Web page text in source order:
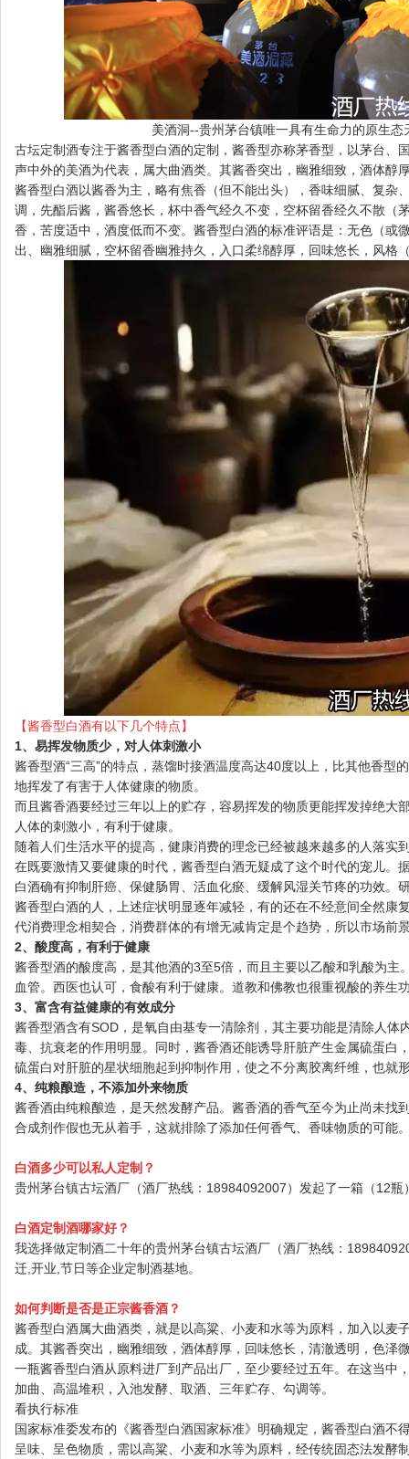
美酒洞--贵州茅台镇唯一具有生命力的原生态
古坛定制酒专注于酱香型白酒的定制，酱香型亦称茅香型，以茅台、
声中外的美酒为代表，属大曲酒类。其酱香突出，幽雅细致，酒体醇
酱香型白酒以酱香为主，略有焦香（但不能出头），香味细腻、复杂
调，先酯后酱，酱香悠长，杯中香气经久不变，空杯留香经久不散（
香，苦度适中，酒度低而不变。酱香型白酒的标准评语是：无色（或
出、幽雅细腻，空杯留香幽雅持久，入口柔绵醇厚，回味悠长，风格
【酱香型白酒有以下几个特点】
1、易挥发物质少，对人体刺激小
酱香型酒“三高”的特点，蒸馏时接酒温度高达40度以上，比其他香型
地挥发了有害于人体健康的物质。
而且酱香酒要经过三年以上的贮存，容易挥发的物质更能挥发掉绝大
人体的刺激小，有利于健康。
随着人们生活水平的提高，健康消费的理念已经被越来越多的人落实
在既要激情又要健康的时代，酱香型白酒无疑成了这个时代的宠儿。
白酒确有抑制肝癌、保健肠胃、活血化瘀、缓解风湿关节疼的功效。
酱香型白酒的人，上述症状明显逐年减轻，有的还在不经意间全然康
代消费理念相契合，消费群体的有增无减肯定是个趋势，所以市场前
2、酸度高，有利于健康
酱香型酒的酸度高，是其他酒的3至5倍，而且主要以乙酸和乳酸为主
血管。西医也认可，食酸有利于健康。道教和佛教也很重视酸的养生
3、富含有益健康的有效成分
酱香型酒含有SOD，是氧自由基专一清除剂，其主要功能是清除人体
毒、抗衰老的作用明显。同时，酱香酒还能诱导肝脏产生金属硫蛋白
硫蛋白对肝脏的星状细胞起到抑制作用，使之不分离胶离纤维，也就
4、纯粮酿造，不添加外来物质
酱香酒由纯粮酿造，是天然发酵产品。酱香酒的香气至今为止尚未找
合成剂作假也无从着手，这就排除了添加任何香气、香味物质的可能
白酒多少可以私人定制？
贵州茅台镇古坛酒厂（酒厂热线：18984092007）发起了一箱（12瓶
白酒定制酒哪家好？
我选择做定制酒二十年的贵州茅台镇古坛酒厂（酒厂热线：
迁,开业,节日等企业定制酒基地。
如何判断是否是正宗酱香酒？
酱香型白酒属大曲酒类，就是以高粱、小麦和水等为原料，加入以麦
成。其酱香突出，幽雅细致，酒体醇厚，回味悠长，清澈透明，色泽
一瓶酱香型白酒从原料进厂到产品出厂，至少要经过五年。在这当中
加曲、高温堆积，入池发酵、取酒、三年贮存、勾调等。
看执行标准
国家标准委发布的《酱香型白酒国家标准》明确规定，酱香型白酒不
呈味、呈色物质，需以高粱、小麦和水等为原料，经传统固态法发酵